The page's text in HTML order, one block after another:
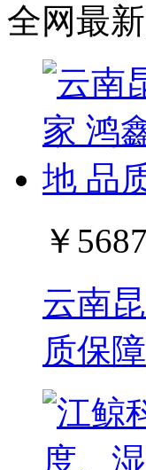
全网最
￥
云南
质保障